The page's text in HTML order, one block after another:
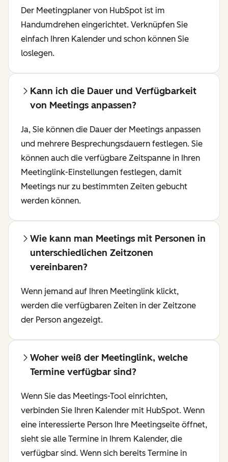
Der Meetingplaner von HubSpot ist im
Handumdrehen eingerichtet. Verknüpfen Sie
einfach Ihren Kalender und schon können Sie
loslegen.
Kann ich die Dauer und Verfügbarkeit
von Meetings anpassen?
Ja, Sie können die Dauer der Meetings anpassen
und mehrere Besprechungsdauern festlegen. Sie
können auch die verfügbare Zeitspanne in Ihren
Meetinglink-Einstellungen festlegen, damit
Meetings nur zu bestimmten Zeiten gebucht
werden können.
Wie kann man Meetings mit Personen in
unterschiedlichen Zeitzonen
vereinbaren?
Wenn jemand auf Ihren Meetinglink klickt,
werden die verfügbaren Zeiten in der Zeitzone
der Person angezeigt.
Woher weiß der Meetinglink, welche
Termine verfügbar sind?
Wenn Sie das Meetings-Tool einrichten,
verbinden Sie Ihren Kalender mit HubSpot. Wenn
eine interessierte Person Ihre Meetingseite öffnet,
sieht sie alle Termine in Ihrem Kalender, die
verfügbar sind. Wenn sich bereits Termine in